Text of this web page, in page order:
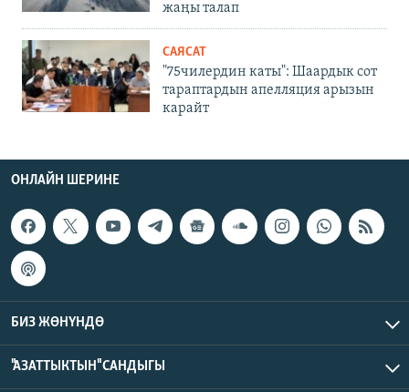
жаңы талап
САЯСАТ
"75чилердин каты": Шаардык сот
тараптардын апелляция арызын
карайт
ОНЛАЙН ШЕРИНЕ
БИЗ ЖӨНҮНДӨ
"АЗАТТЫКТЫН" САНДЫГЫ